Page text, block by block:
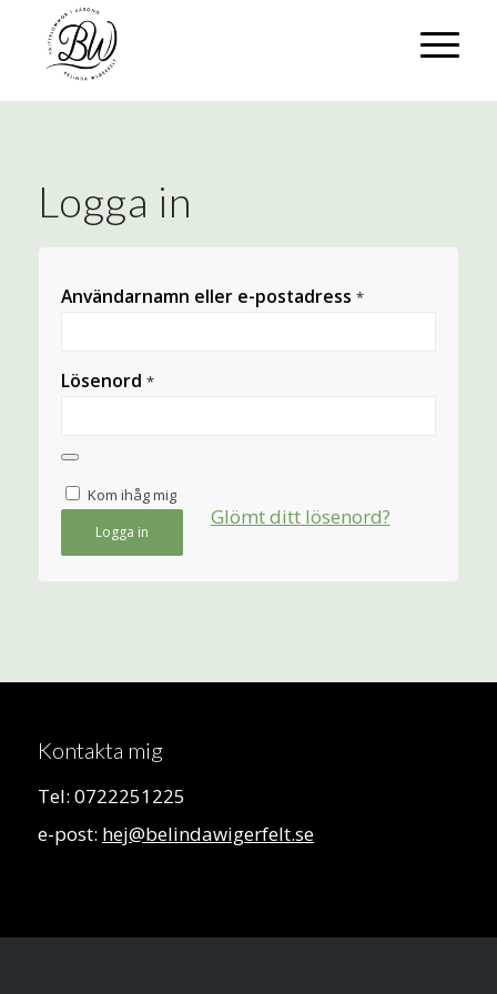
Logga in
Användarnamn eller e-postadress *
Lösenord *
Kom ihåg mig
Logga in
Glömt ditt lösenord?
Kontakta mig
Tel: 0722251225
e-post: hej@belindawigerfelt.se